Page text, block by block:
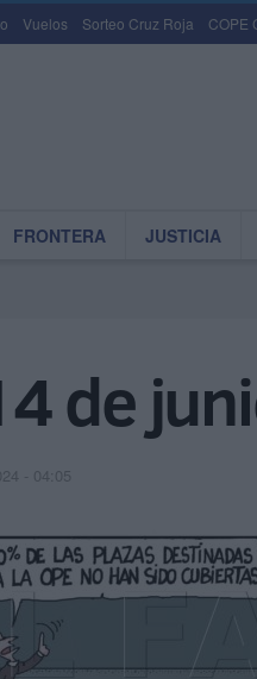
Vuelos Sorteo Cruz Roja COPE
FRONTERA JUSTICIA
de
- 04:05